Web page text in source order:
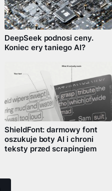
DeepSeek podnosi ceny.
Koniec ery taniego AI?
ShieldFont: darmowy font
oszukuje boty AI i chroni
teksty przed scrapingiem